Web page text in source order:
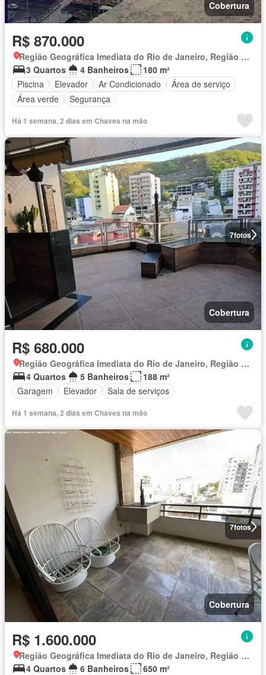
Cobertura
R$ 870.000
Região Geográfica Imediata do Rio de Janeiro, Região Metropolitana do Rio de Janeiro
3 Quartos
4 Banheiros
180 m²
Piscina
Elevador Ar Condicionado
Área de serviço
Área verde
Segurança
Há 1 semana, 2 dias em Chaves na mão
7fotos
Cobertura
R$ 680.000
Região Geográfica Imediata do Rio de Janeiro, Região Metropolitana do Rio de Janeiro
4 Quartos
5 Banheiros
188 m²
Garagem
Elevador Sala de serviços
Há 1 semana, 2 dias em Chaves na mão
7fotos
Cobertura
R$ 1.600.000
Região Geográfica Imediata do Rio de Janeiro, Região Metropolitana do Rio de Janeiro
4 Quartos
6 Banheiros
650 m²